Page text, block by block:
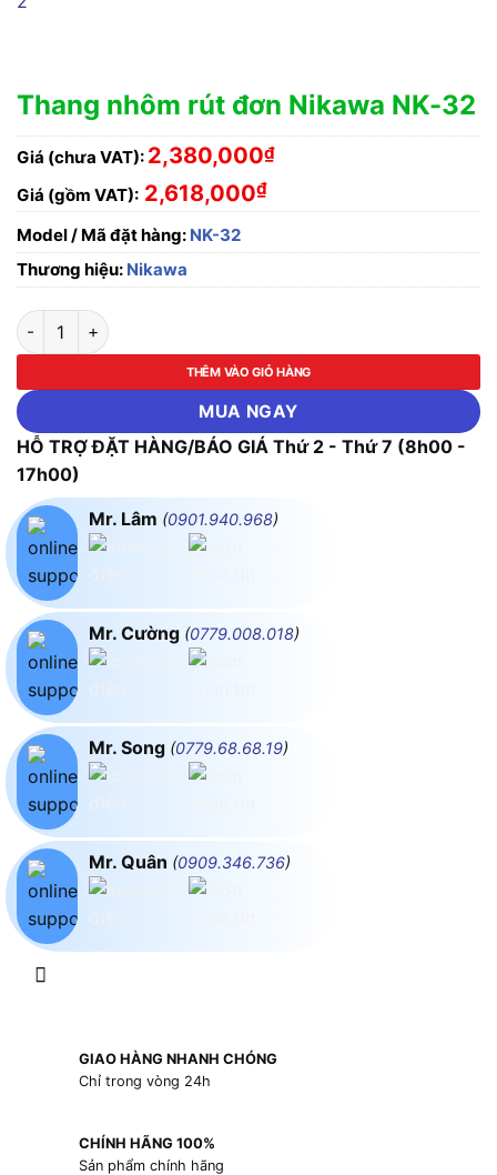
Thang nhôm rút đơn Nikawa NK-32
Giá (chưa VAT): 2,380,000₫
Giá (gồm VAT): 2,618,000₫
Model / Mã đặt hàng: NK-32
Thương hiệu: Nikawa
Thang nhôm rút đơn Nikawa NK-32 số lượng
THÊM VÀO GIỎ HÀNG
MUA NGAY
HỖ TRỢ ĐẶT HÀNG/BÁO GIÁ Thứ 2 - Thứ 7 (8h00 -
17h00)
Mr. Lâm (0901.940.968)
Mr. Cường (0779.008.018)
Mr. Song (0779.68.68.19)
Mr. Quân (0909.346.736)
GIAO HÀNG NHANH CHÓNG
Chỉ trong vòng 24h
CHÍNH HÃNG 100%
Sản phẩm chính hãng